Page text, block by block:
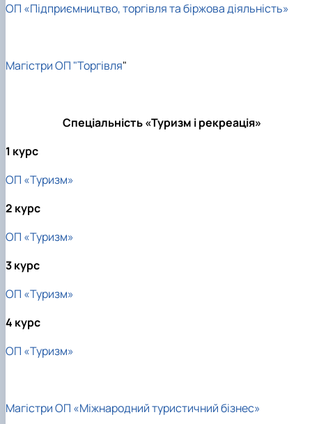
ОП «Підприємництво, торгівля та біржова діяльність»
Магістри ОП "Торгівля"
Спеціальність «Туризм і рекреація»
1 курс
ОП «Туризм»
2 курс
ОП «Туризм»
3 курс
ОП «Туризм»
4 курс
ОП «Туризм»
Магістри ОП «Міжнародний туристичний бізнес»